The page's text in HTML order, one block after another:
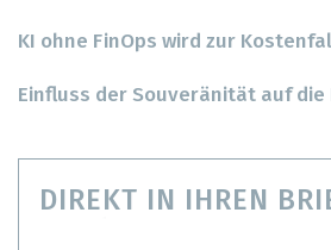
KI ohne FinOps wird zur
Einfluss der Souveränität auf die
DIREKT IN IHREN